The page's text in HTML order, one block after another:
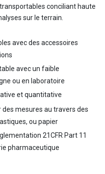
conciliant haute
sur le terrain.
avec des accessoires
avec un faible
ou en laboratoire
et quantitative
des mesures au travers des
ou papier
21CFR Part 11
pharmaceutique